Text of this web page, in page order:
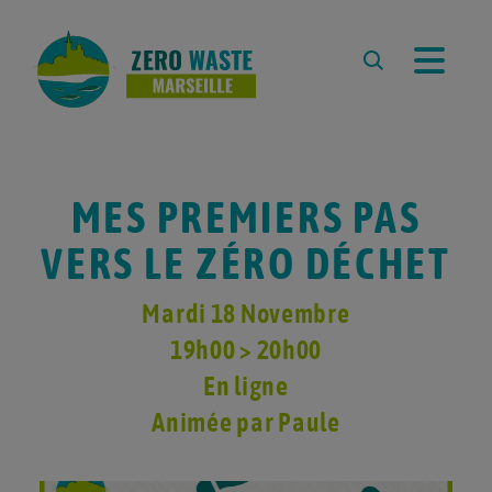
L’ÉQUIPE
REVUE DE PRESSE
PARTENAIRES
RESSOURCES
LA DÉMARCHE ZERO WASTE
CARTE ZÉRO DÉCHET
MARSEILLE
ZÉRO DÉCHET À L’ÉCOLE
MES PREMIERS PAS
VERS LE ZÉRO DÉCHET
Mardi 18 Novembre
19h00 > 20h00
En ligne
Animée par Paule